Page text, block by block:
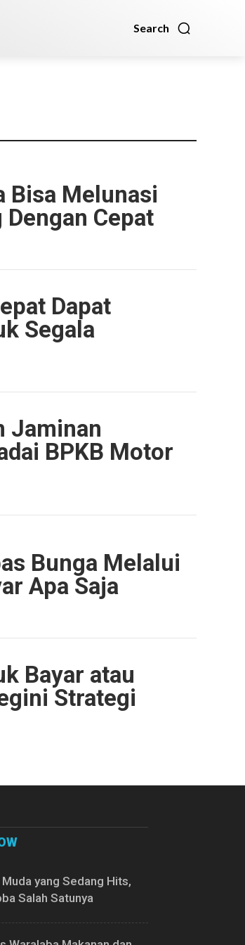
Search
Bisa Melunasi
Cepat
Dapat
Segala
Jaminan
BPKB Motor
Bunga Melalui
Apa Saja
Bayar atau
Strategi
yang Sedang Hits,
Salah Satunya